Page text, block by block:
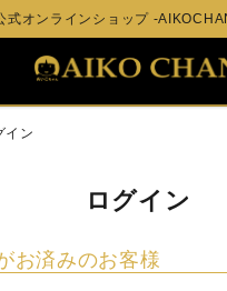
式オンラインショップ -
イン
ログイン
お済みのお客様